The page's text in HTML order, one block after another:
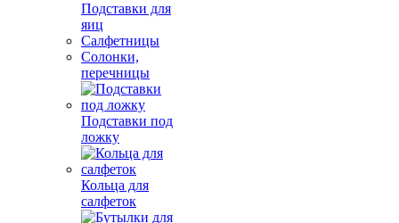
Подставки для
яиц
Салфетницы
Солонки,
перечницы
Подставки под
ложку
Кольца для
салфеток